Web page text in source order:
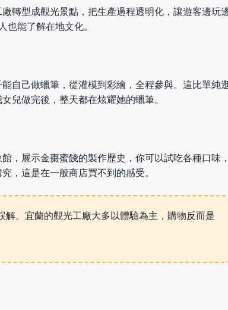
轉型成觀光景點，把生產過程透明化，讓遊客邊玩
能了解在地文化。
自己做蠟筆，從灌模到彩繪，全程參與。這比單純
兒做完後，整天都在炫耀她的蠟筆。
，展示金棗蜜餞的製作歷史，你可以試吃各種口味
，這是在一般商店買不到的感受。
。宜蘭的觀光工廠大多以體驗為主，購物反而是